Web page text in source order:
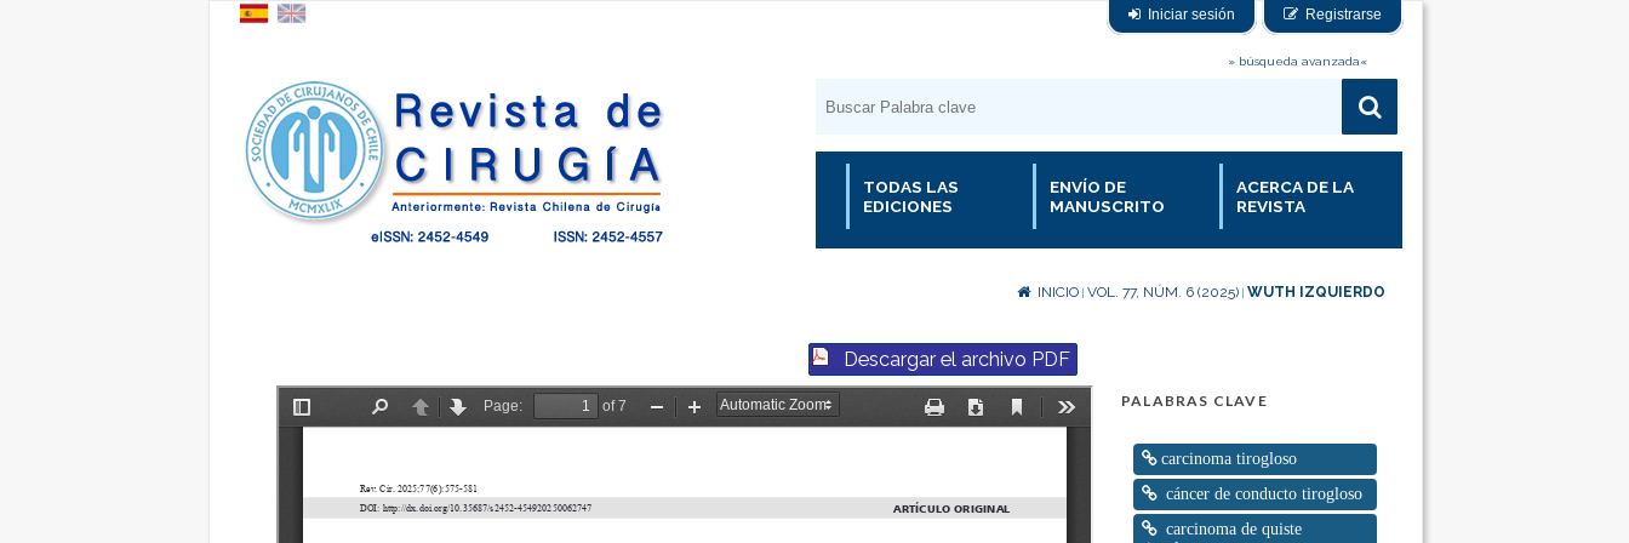
Iniciar sesión Registrarse
» búsqueda avanzada«
TODAS LAS
EDICIONES
ENVÍO DE
MANUSCRITO
ACERCA DE LA
REVISTA
INICIO VOL. 77, NÚM. 6 (2025) WUTH IZQUIERDO
PALABRAS CLAVE
carcinoma tirogloso
cáncer de conducto tirogloso
carcinoma de quiste
Descargar el archivo PDF